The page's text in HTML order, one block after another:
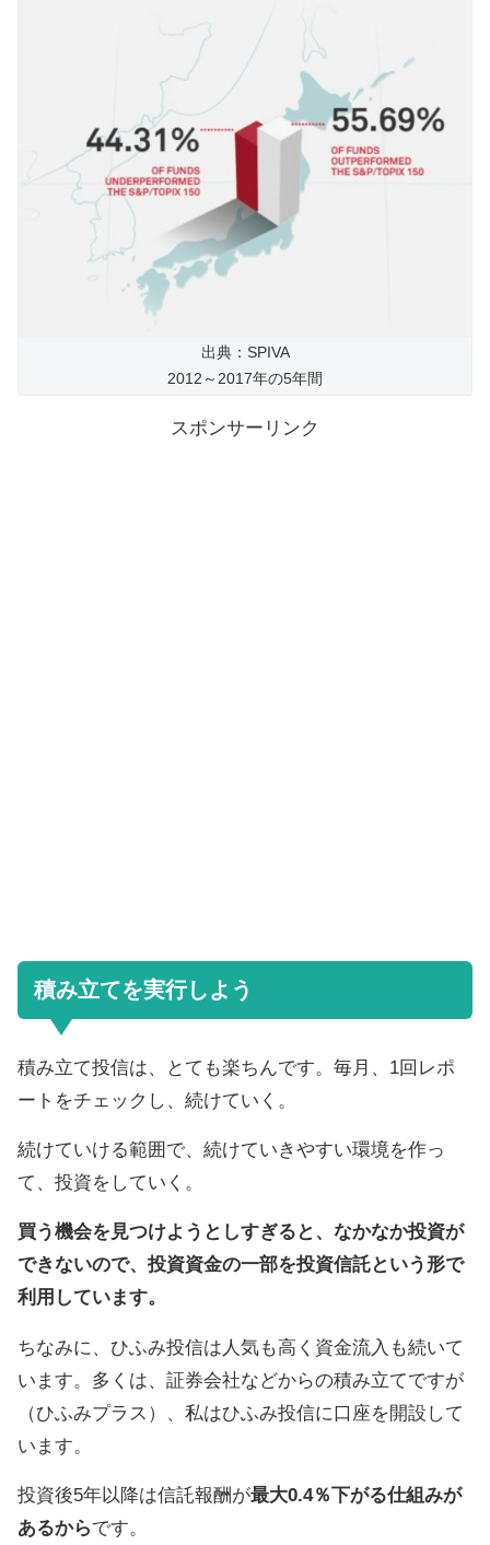
出典：SPIVA
2012～2017年の5年間
スポンサーリンク
積み立てを実行しよう
積み立て投信は、とても楽ちんです。毎月、1回レポ
ートをチェックし、続けていく。
続けていける範囲で、続けていきやすい環境を作っ
て、投資をしていく。
買う機会を見つけようとしすぎると、なかなか投資が
できないので、投資資金の一部を投資信託という形で
利用しています。
ちなみに、ひふみ投信は人気も高く資金流入も続いて
います。多くは、証券会社などからの積み立てですが
（ひふみプラス）、私はひふみ投信に口座を開設して
います。
投資後5年以降は信託報酬が最大0.4％下がる仕組みが
あるからです。